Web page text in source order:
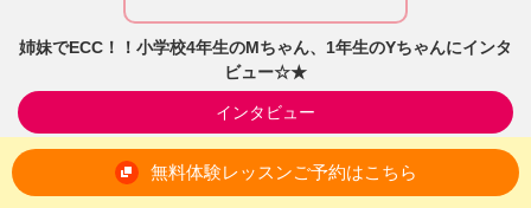
無料体験レッスンご予約はこちら
姉妹でECC！！小学校4年生のMちゃん、1年生のYちゃんにインタ
ビュー☆★
インタビュー